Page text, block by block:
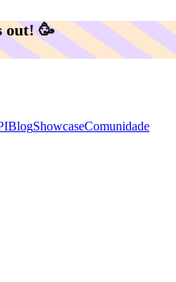
out! 🥳️
BlogShowcaseComunidade